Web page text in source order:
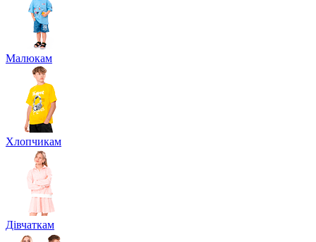
Малюкам
Хлопчикам
Дівчаткам